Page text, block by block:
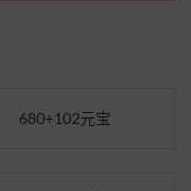
680+102元宝